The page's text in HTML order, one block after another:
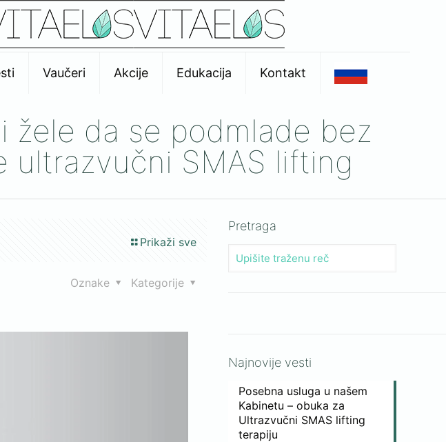
Vaučeri Akcije Edukacija Kontakt
žele da se podmlade bez
ultrazvučni SMAS lifting
Prikaži sve
Kategorije
Oznake
Pretraga
Najnovije vesti
Posebna usluga u našem
Kabinetu – obuka za
Ultrazvučni SMAS lifting
terapiju